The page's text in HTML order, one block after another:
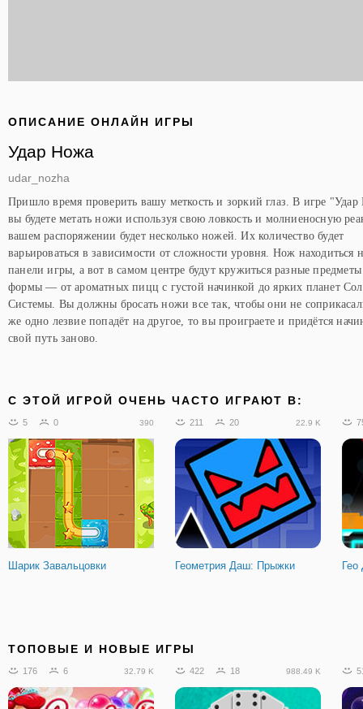
ОПИСАНИЕ ОНЛАЙН ИГРЫ
Удар Ножа
udar_nozha
Пришло время проверить вашу меткость и зоркий глаз. В игре
вы будете метать ножи используя свою ловкость и молниеносную
вашем распоряжении будет несколько ножей. Их количество будет
варьироваться в зависимости от сложности уровня. Нож находиться
панели игры, а вот в самом центре будут кружиться разные
формы — от ароматных пицц с густой начинкой до ярких планет
Системы. Вы должны бросать ножи все так, чтобы они не
же одно лезвие попадёт на другое, то вы проиграете и придётся
свой путь заново.
C ЭТОЙ ИГРОЙ ОЧЕНЬ ЧАСТО ИГРАЮТ В:
5 0 390
Шарик Завальцовки
211 20 22.9 K
Геометрия Даш: Прыжки
ТОПОВЫЕ И НОВЫЕ ИГРЫ
176 6 32.79 K 422 18 988.49 K